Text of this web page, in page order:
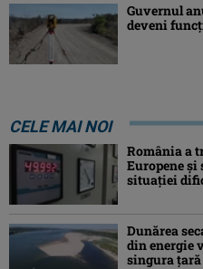
Guvernul
deveni
CELE MAI NOI
România a
Europene și
situației
Dunărea
din energie
singura țară